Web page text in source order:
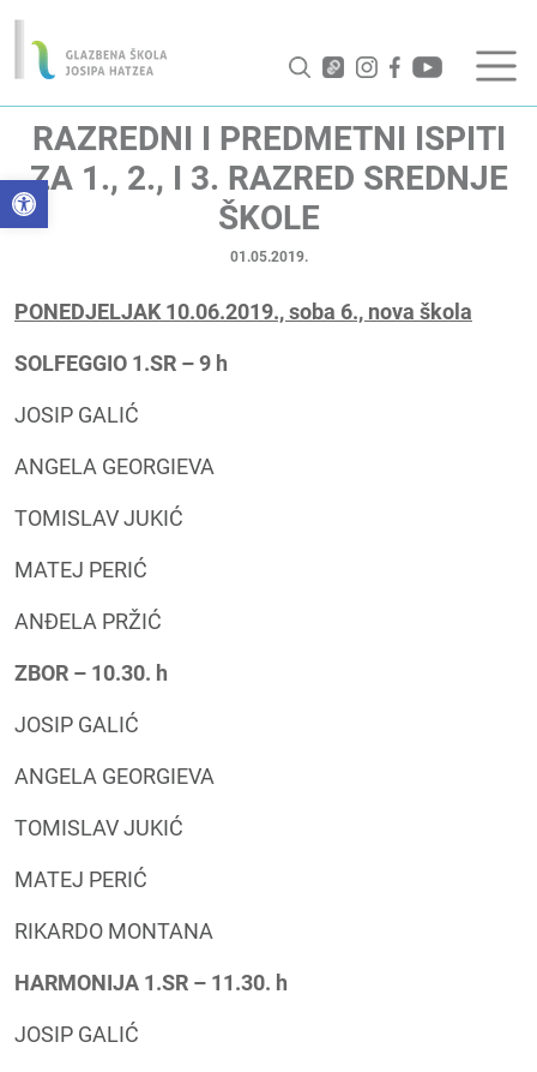
Open toolbar
RAZREDNI I PREDMETNI ISPITI
ZA 1., 2., I 3. RAZRED SREDNJE
ŠKOLE
01.05.2019.
PONEDJELJAK 10.06.2019., soba 6., nova škola
SOLFEGGIO 1.SR – 9 h
JOSIP GALIĆ
ANGELA GEORGIEVA
TOMISLAV JUKIĆ
MATEJ PERIĆ
ANĐELA PRŽIĆ
ZBOR – 10.30. h
JOSIP GALIĆ
ANGELA GEORGIEVA
TOMISLAV JUKIĆ
MATEJ PERIĆ
RIKARDO MONTANA
HARMONIJA 1.SR – 11.30. h
JOSIP GALIĆ